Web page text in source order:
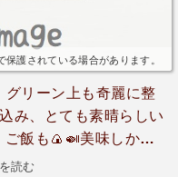
保護されている場合があります。
グリーン上も奇麗に整
み、とても素晴らしい
飯も🍙🍛美味しかっ
ですね。又、来たい
読む